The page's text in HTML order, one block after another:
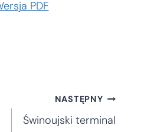
PDF
NASTĘPNY
Świnoujski terminal